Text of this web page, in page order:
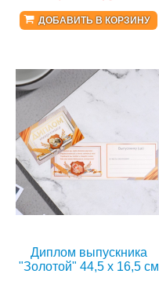
ДОБАВИТЬ В КОРЗИНУ
Диплом выпускника
"Золотой" 44,5 х 16,5 см